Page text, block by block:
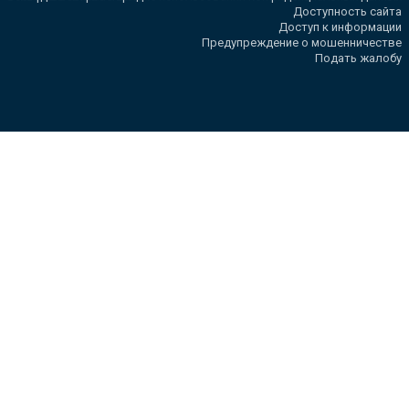
Доступность сайта
Доступ к информации
Предупреждение о мошенничестве
Подать жалобу